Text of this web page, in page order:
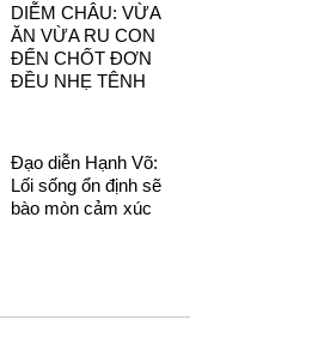
DIỄM CHÂU: VỪA
ĂN VỪA RU CON
ĐẾN CHỐT ĐƠN
ĐỀU NHẸ TÊNH
Đạo diễn Hạnh Võ:
Lối sống ổn định sẽ
bào mòn cảm xúc